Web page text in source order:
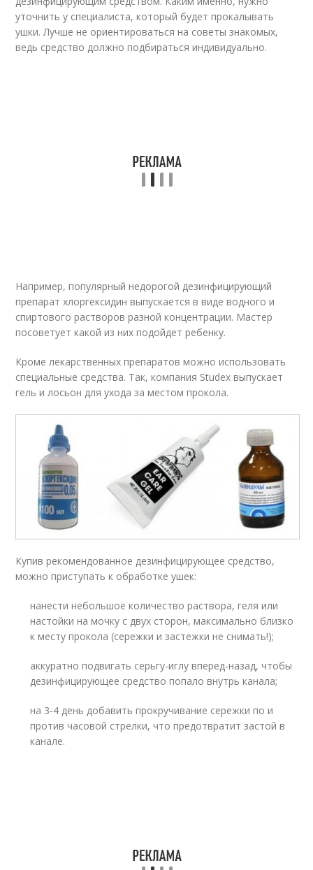
уточнить у специалиста, который будет прокалывать
ушки. Лучше не ориентироваться на советы знакомых,
ведь средство должно подбираться индивидуально.
Например, популярный недорогой дезинфицирующий
препарат хлоргексидин выпускается в виде водного и
спиртового растворов разной концентрации. Мастер
посоветует какой из них подойдет ребенку.
Кроме лекарственных препаратов можно использовать
специальные средства. Так, компания Studex выпускает
гель и лосьон для ухода за местом прокола.
Купив рекомендованное дезинфицирующее средство,
можно приступать к обработке ушек:
нанести небольшое количество раствора, геля или
настойки на мочку с двух сторон, максимально близко
к месту прокола (сережки и застежки не снимать!);
аккуратно подвигать серьгу-иглу вперед-назад, чтобы
дезинфицирующее средство попало внутрь канала;
на 3-4 день добавить прокручивание сережки по и
против часовой стрелки, что предотвратит застой в
канале.